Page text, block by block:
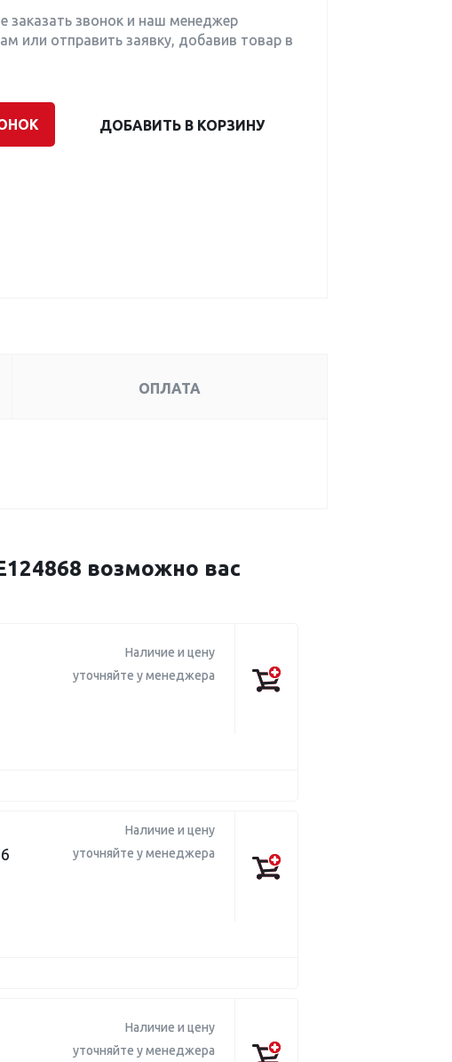
заказать звонок и наш менеджер
или отправить заявку, добавив товар в
ДОБАВИТЬ В КОРЗИНУ
ОПЛАТА
возможно вас
Наличие и цену
уточняйте у менеджера
Наличие и цену
уточняйте у менеджера
Наличие и цену
уточняйте у менеджера